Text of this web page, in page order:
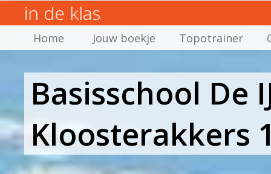
in de klas
Home Jouw boekje Topotrainer
Basisschool De
Kloosterakkers